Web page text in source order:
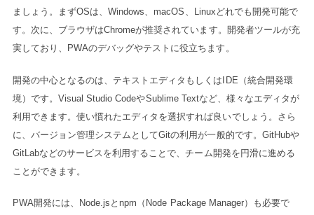
ましょう。まずOSは、Windows、macOS、Linuxどれでも開発可能で
す。次に、ブラウザはChromeが推奨されています。開発者ツールが充
実しており、PWAのデバッグやテストに役立ちます。
開発の中心となるのは、テキストエディタもしくはIDE（統合開発環
境）です。Visual Studio CodeやSublime Textなど、様々なエディタが
利用できます。使い慣れたエディタを選択すれば良いでしょう。さら
に、バージョン管理システムとしてGitの利用が一般的です。GitHubや
GitLabなどのサービスを利用することで、チーム開発を円滑に進める
ことができます。
PWA開発には、Node.jsとnpm（Node Package Manager）も必要で